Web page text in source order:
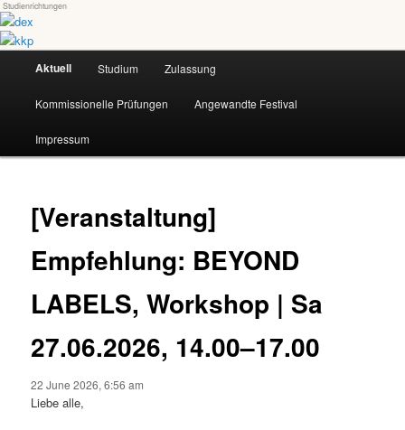
Skip
to
primary
contentdex-kkp
Universität für angewandte Kunst Wien
Studienrichtungen
Aktuell Studium Zulassung
Kommissionelle Prüfungen Angewandte Festival
Impressum
[Veranstaltung]
Empfehlung: BEYOND
LABELS, Workshop | Sa
27.06.2026, 14.00–17.00
22 June 2026, 6:56 am
Liebe alle,